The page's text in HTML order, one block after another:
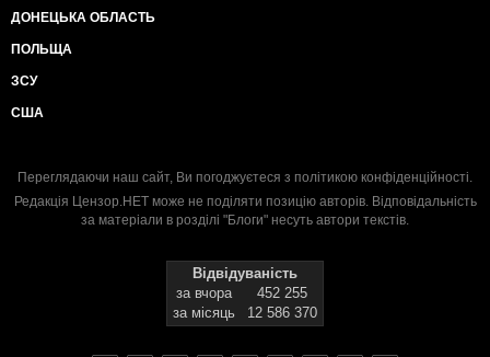
ДОНЕЦЬКА ОБЛАСТЬ
ПОЛЬЩА
ЗСУ
США
Переглядаючи наш сайт, Ви погоджуєтеся з політикою конфіденційності.
Редакція Цензор.НЕТ може не поділяти позицію авторів. Відповідальність
за матеріали в розділі "Блоги" несуть автори текстів.
Відвідуваність
за вчора
452 255
за місяць
12 586 370